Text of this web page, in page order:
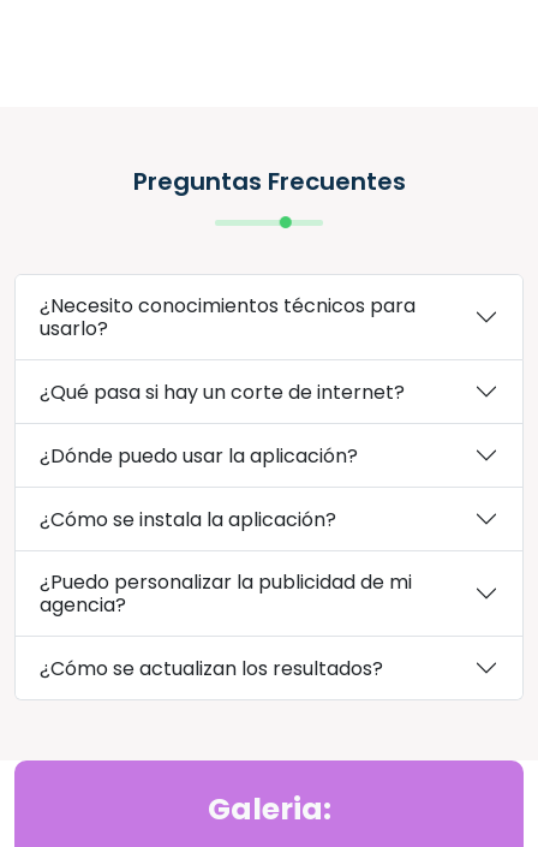
Preguntas Frecuentes
¿Necesito conocimientos técnicos para
usarlo?
¿Qué pasa si hay un corte de internet?
¿Dónde puedo usar la aplicación?
¿Cómo se instala la aplicación?
¿Puedo personalizar la publicidad de mi
agencia?
¿Cómo se actualizan los resultados?
Galeria: